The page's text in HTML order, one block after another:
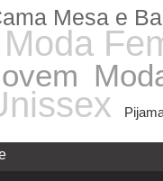
Mesa e
Moda